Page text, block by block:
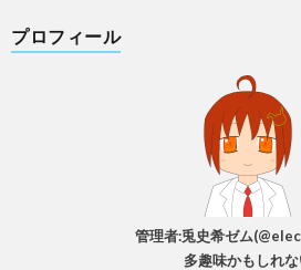
プロフィール
管理者:兎史希ゼム
多趣味かもしれ